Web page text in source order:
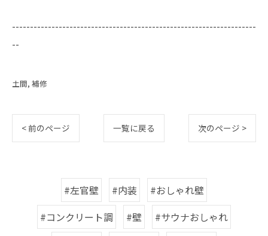
--------------------------------------------------------------------
--
土間 補修
< 前のページ 一覧に戻る 次のページ >
#左官壁 #内装
#おしゃれ壁
#コンクリート調
#壁
#サウナおしゃれ